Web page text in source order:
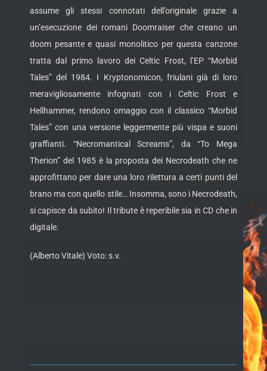
assume gli stessi connotati dell’originale grazie a
un’esecuzione dei romani Doomraiser che creano un
doom pesante e quasi monolitico per questa canzone
tratta dal primo lavoro dei Celtic Frost, l’EP “Morbid
Tales” del 1984. I Kryptonomicon, friulani già di loro
meravigliosamente infognati con i Celtic Frost e
Hellhammer, rendono omaggio con il classico “Morbid
Tales” con una versione leggermente più vispa e suoni
graffianti. “Necromantical Screams”, da “To Mega
Therion” del 1985 è la proposta dei Necrodeath che ne
approfittano per dare una loro rilettura a certi punti del
brano ma con quello stile… Insomma, sono i Necrodeath,
si capisce da subito! Il tribute è reperibile sia in CD che in
digitale.
(Alberto Vitale) Voto: s.v.